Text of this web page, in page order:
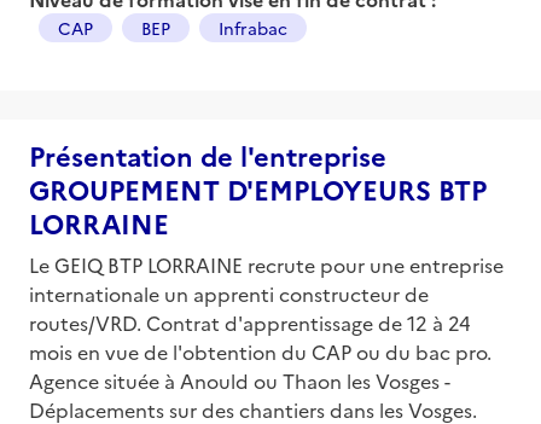
CAP BEP Infrabac
Présentation de l'entreprise
GROUPEMENT D'EMPLOYEURS BTP
LORRAINE
Le GEIQ BTP LORRAINE recrute pour une entreprise
internationale un apprenti constructeur de
routes/VRD. Contrat d'apprentissage de 12 à 24
mois en vue de l'obtention du CAP ou du bac pro.
Agence située à Anould ou Thaon les Vosges -
Déplacements sur des chantiers dans les Vosges.